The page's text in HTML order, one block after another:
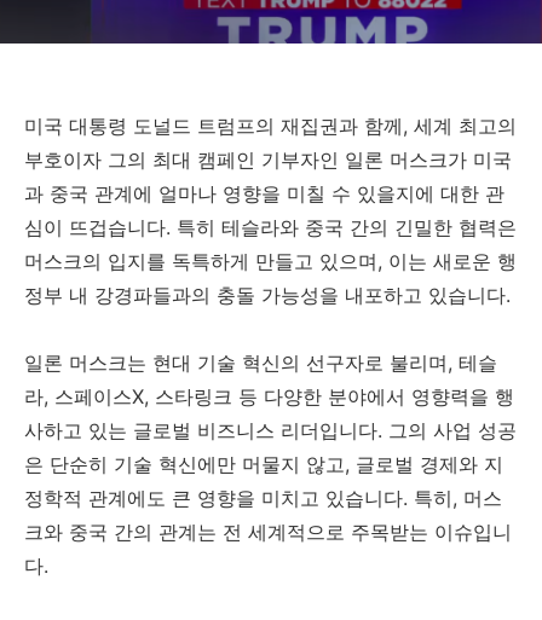
미국 대통령 도널드 트럼프의 재집권과 함께, 세계 최고의
부호이자 그의 최대 캠페인 기부자인 일론 머스크가 미국
과 중국 관계에 얼마나 영향을 미칠 수 있을지에 대한 관
심이 뜨겁습니다. 특히 테슬라와 중국 간의 긴밀한 협력은
머스크의 입지를 독특하게 만들고 있으며, 이는 새로운 행
정부 내 강경파들과의 충돌 가능성을 내포하고 있습니다.
일론 머스크는 현대 기술 혁신의 선구자로 불리며, 테슬
라, 스페이스X, 스타링크 등 다양한 분야에서 영향력을 행
사하고 있는 글로벌 비즈니스 리더입니다. 그의 사업 성공
은 단순히 기술 혁신에만 머물지 않고, 글로벌 경제와 지
정학적 관계에도 큰 영향을 미치고 있습니다. 특히, 머스
크와 중국 간의 관계는 전 세계적으로 주목받는 이슈입니
다.